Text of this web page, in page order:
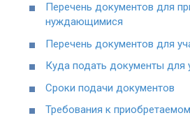
Перечень документов для
нуждающимися
Перечень документов для
Куда подать документы для
Сроки подачи документов
Требования к